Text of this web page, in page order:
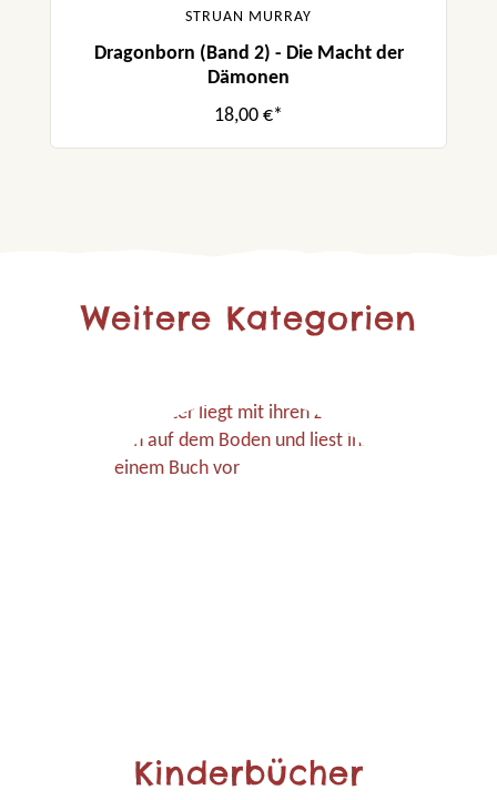
STRUAN MURRAY
Dragonborn (Band 2) - Die Macht der
Dämonen
18,00 €*
Weitere Kategorien
Kinderbücher